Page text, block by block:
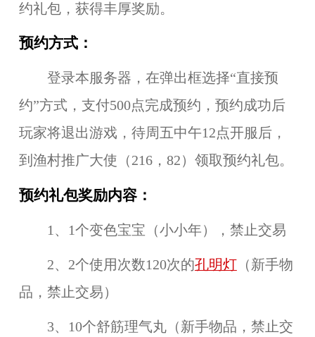
约礼包，获得丰厚奖励。
预约方式：
登录本服务器，在弹出框选择“直接预
约”方式，支付500点完成预约，预约成功后
玩家将退出游戏，待周五中午12点开服后，
到渔村推广大使（216，82）领取预约礼包。
预约礼包奖励内容：
1、1个变色宝宝（小小年），禁止交易
2、2个使用次数120次的孔明灯（新手物
品，禁止交易）
3、10个舒筋理气丸（新手物品，禁止交